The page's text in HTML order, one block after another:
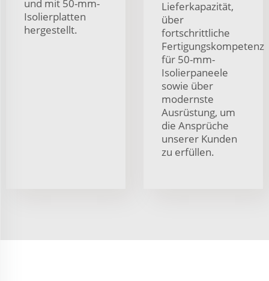
und mit 50-mm-
Isolierplatten
hergestellt.
Lieferkapazität,
über
fortschrittliche
Fertigungskompetenz
für 50-mm-
Isolierpaneele
sowie über
modernste
Ausrüstung, um
die Ansprüche
unserer Kunden
zu erfüllen.